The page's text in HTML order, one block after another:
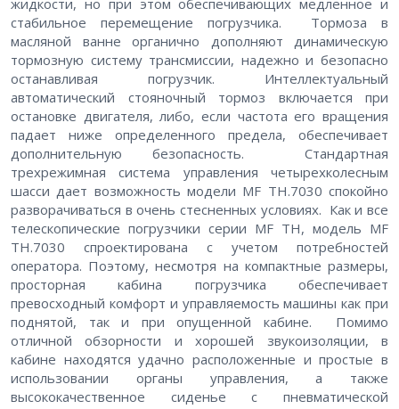
жидкости, но при этом обеспечивающих медленное и
стабильное перемещение погрузчика. Тормоза в
масляной ванне органично дополняют динамическую
тормозную систему трансмиссии, надежно и безопасно
останавливая погрузчик. Интеллектуальный
автоматический стояночный тормоз включается при
остановке двигателя, либо, если частота его вращения
падает ниже определенного предела, обеспечивает
дополнительную безопасность. Стандартная
трехрежимная система управления четырехколесным
шасси дает возможность модели MF TH.7030 спокойно
разворачиваться в очень стесненных условиях. Как и все
телескопические погрузчики серии MF TH, модель MF
TH.7030 спроектирована с учетом потребностей
оператора. Поэтому, несмотря на компактные размеры,
просторная кабина погрузчика обеспечивает
превосходный комфорт и управляемость машины как при
поднятой, так и при опущенной кабине. Помимо
отличной обзорности и хорошей звукоизоляции, в
кабине находятся удачно расположенные и простые в
использовании органы управления, а также
высококачественное сиденье с пневматической